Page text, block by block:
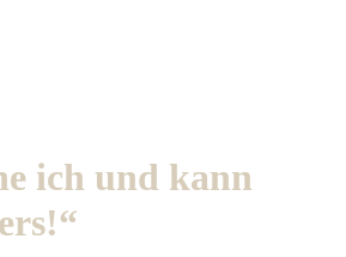
ich und kann